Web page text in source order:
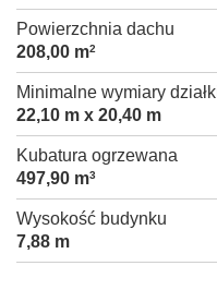
Powierzchnia dachu
208,00 m2
Minimalne wymiary
22,10 m x 20,40 m
Kubatura ogrzewana
497,90 m3
Wysokość budynku
7,88 m